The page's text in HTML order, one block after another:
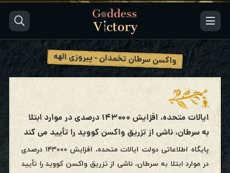
واکسن سرطان تخمدان - پیروزی الهه
ایالات متحده، افزایش ۱۴۳۰۰۰ درصدی در موارد ابتلا
به سرطان، ناشی از تزریق واکسن کووید را تأیید می کند
پایگاه اطلاعاتی دولت ایالات متحده، افزایش ۱۴۳۰۰۰ درصدی
در موارد ابتلا به سرطان، ناشی از تزریق واکسن کووید را تأیید